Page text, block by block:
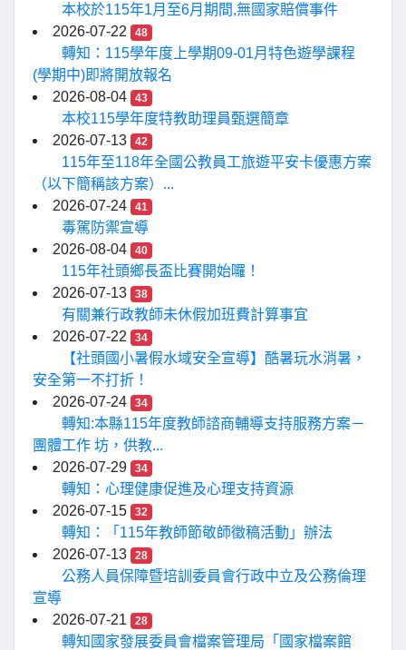
本校於115年1月至6月期間,無國家賠償事件
2026-07-22
48
轉知：115學年度上學期09-01月特色遊學課程
(學期中)即將開放報名
2026-08-04
43
本校115學年度特教助理員甄選簡章
2026-07-13
42
115年至118年全國公教員工旅遊平安卡優惠方案
（以下簡稱該方案）...
2026-07-24
41
毒駕防禦宣導
2026-08-04
40
115年社頭鄉長盃比賽開始囉！
2026-07-13
38
有關兼行政教師未休假加班費計算事宜
2026-07-22
34
【社頭國小暑假水域安全宣導】酷暑玩水消暑，
安全第一不打折！
2026-07-24
34
轉知:本縣115年度教師諮商輔導支持服務方案－
團體工作 坊，供教...
2026-07-29
34
轉知：心理健康促進及心理支持資源
2026-07-15
32
轉知：「115年教師節敬師徵稿活動」辦法
2026-07-13
28
公務人員保障暨培訓委員會行政中立及公務倫理
宣導
2026-07-21
28
轉知國家發展委員會檔案管理局「國家檔案館